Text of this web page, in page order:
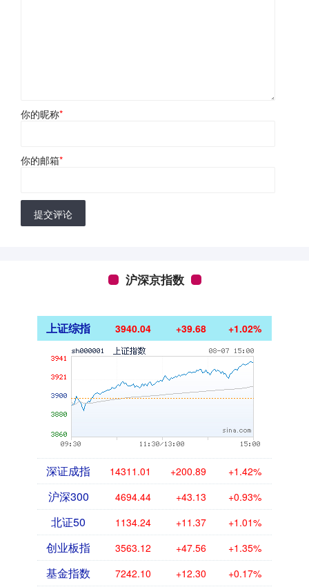
你的昵称*
你的邮箱*
提交评论
沪深京指数
上证综指 3940.04 +39.68 +1.02%
深证成指 14311.01 +200.89 +1.42%
沪深300 4694.44 +43.13 +0.93%
北证50 1134.24 +11.37 +1.01%
创业板指 3563.12 +47.56 +1.35%
基金指数 7242.10 +12.30 +0.17%